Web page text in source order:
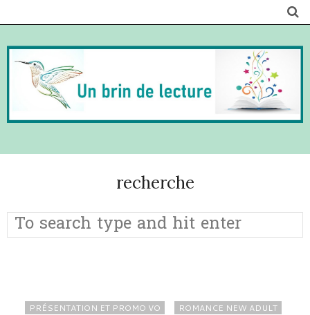
recherche
PRÉSENTATION ET PROMO VO ROMANCE NEW ADULT